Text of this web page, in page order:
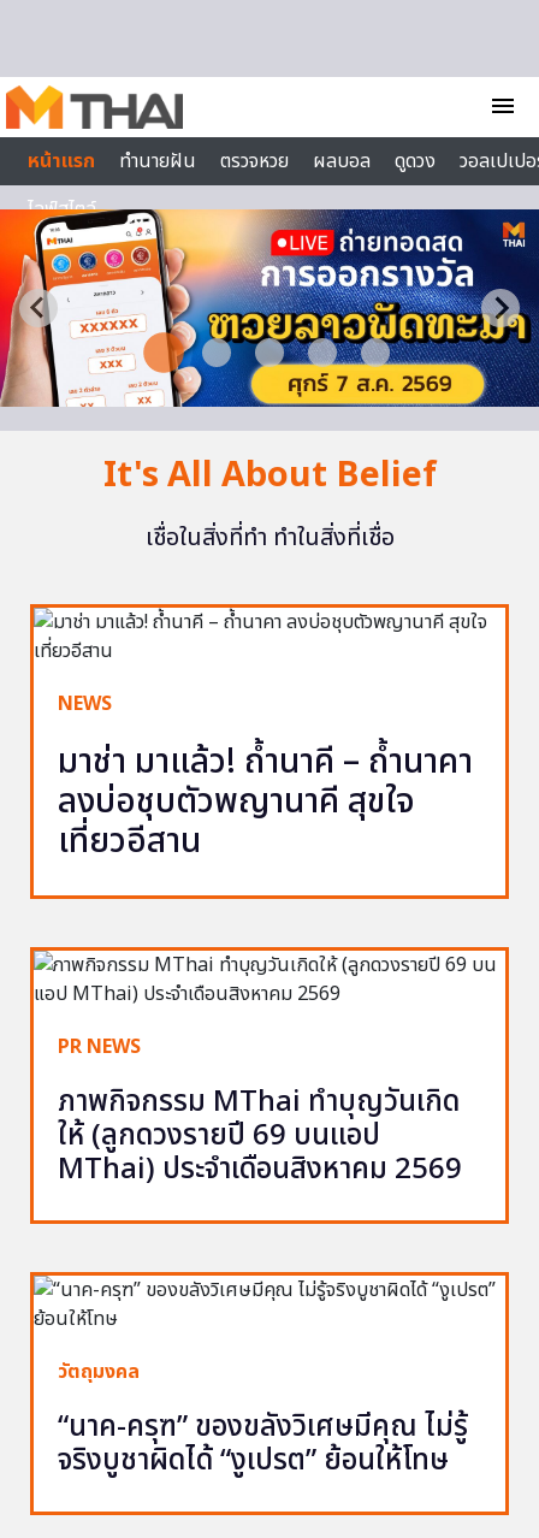
menu
หน้าแรก
ทำนายฝัน ตรวจหวย ผลบอล ดูดวง
วอลเปเป
ไลฟ์สไตล์
It's All About Belief
เชื่อในสิ่งที่ทำ ทำในสิ่งที่เชื่อ
NEWS
มาช่า มาแล้ว! ถ้ำนาคี – ถ้ำนาคา
ลงบ่อชุบตัวพญานาคี สุขใจ
เที่ยวอีสาน
PR NEWS
ภาพกิจกรรม MThai ทำบุญวันเกิด
ให้ (ลูกดวงรายปี 69 บนแอป
MThai) ประจำเดือนสิงหาคม 2569
วัตถุมงคล
“นาค-ครุฑ” ของขลังวิเศษมีคุณ ไม่รู้
จริงบูชาผิดได้ “งูเปรต” ย้อนให้โทษ